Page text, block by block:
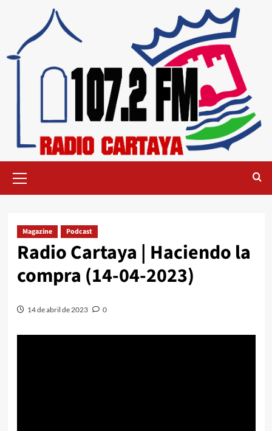
Magazine Podcast
Radio Cartaya | Haciendo la
compra (14-04-2023)
14 de abril de 2023 0